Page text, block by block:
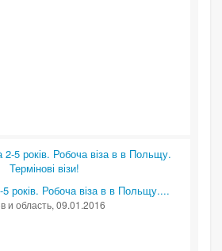
5 років. Робоча віза в в Польщу....
и область, 09.01.2016